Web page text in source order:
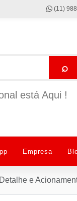
(11)
⌕
está Aqui !
Empresa
e